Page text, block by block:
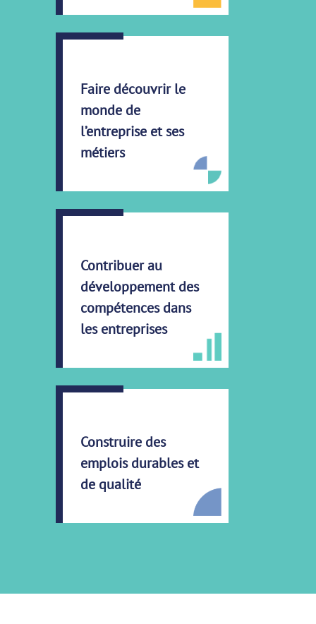
Faire découvrir le
monde de
l’entreprise et ses
métiers
Contribuer au
développement des
compétences dans
les entreprises
Construire des
emplois durables et
de qualité